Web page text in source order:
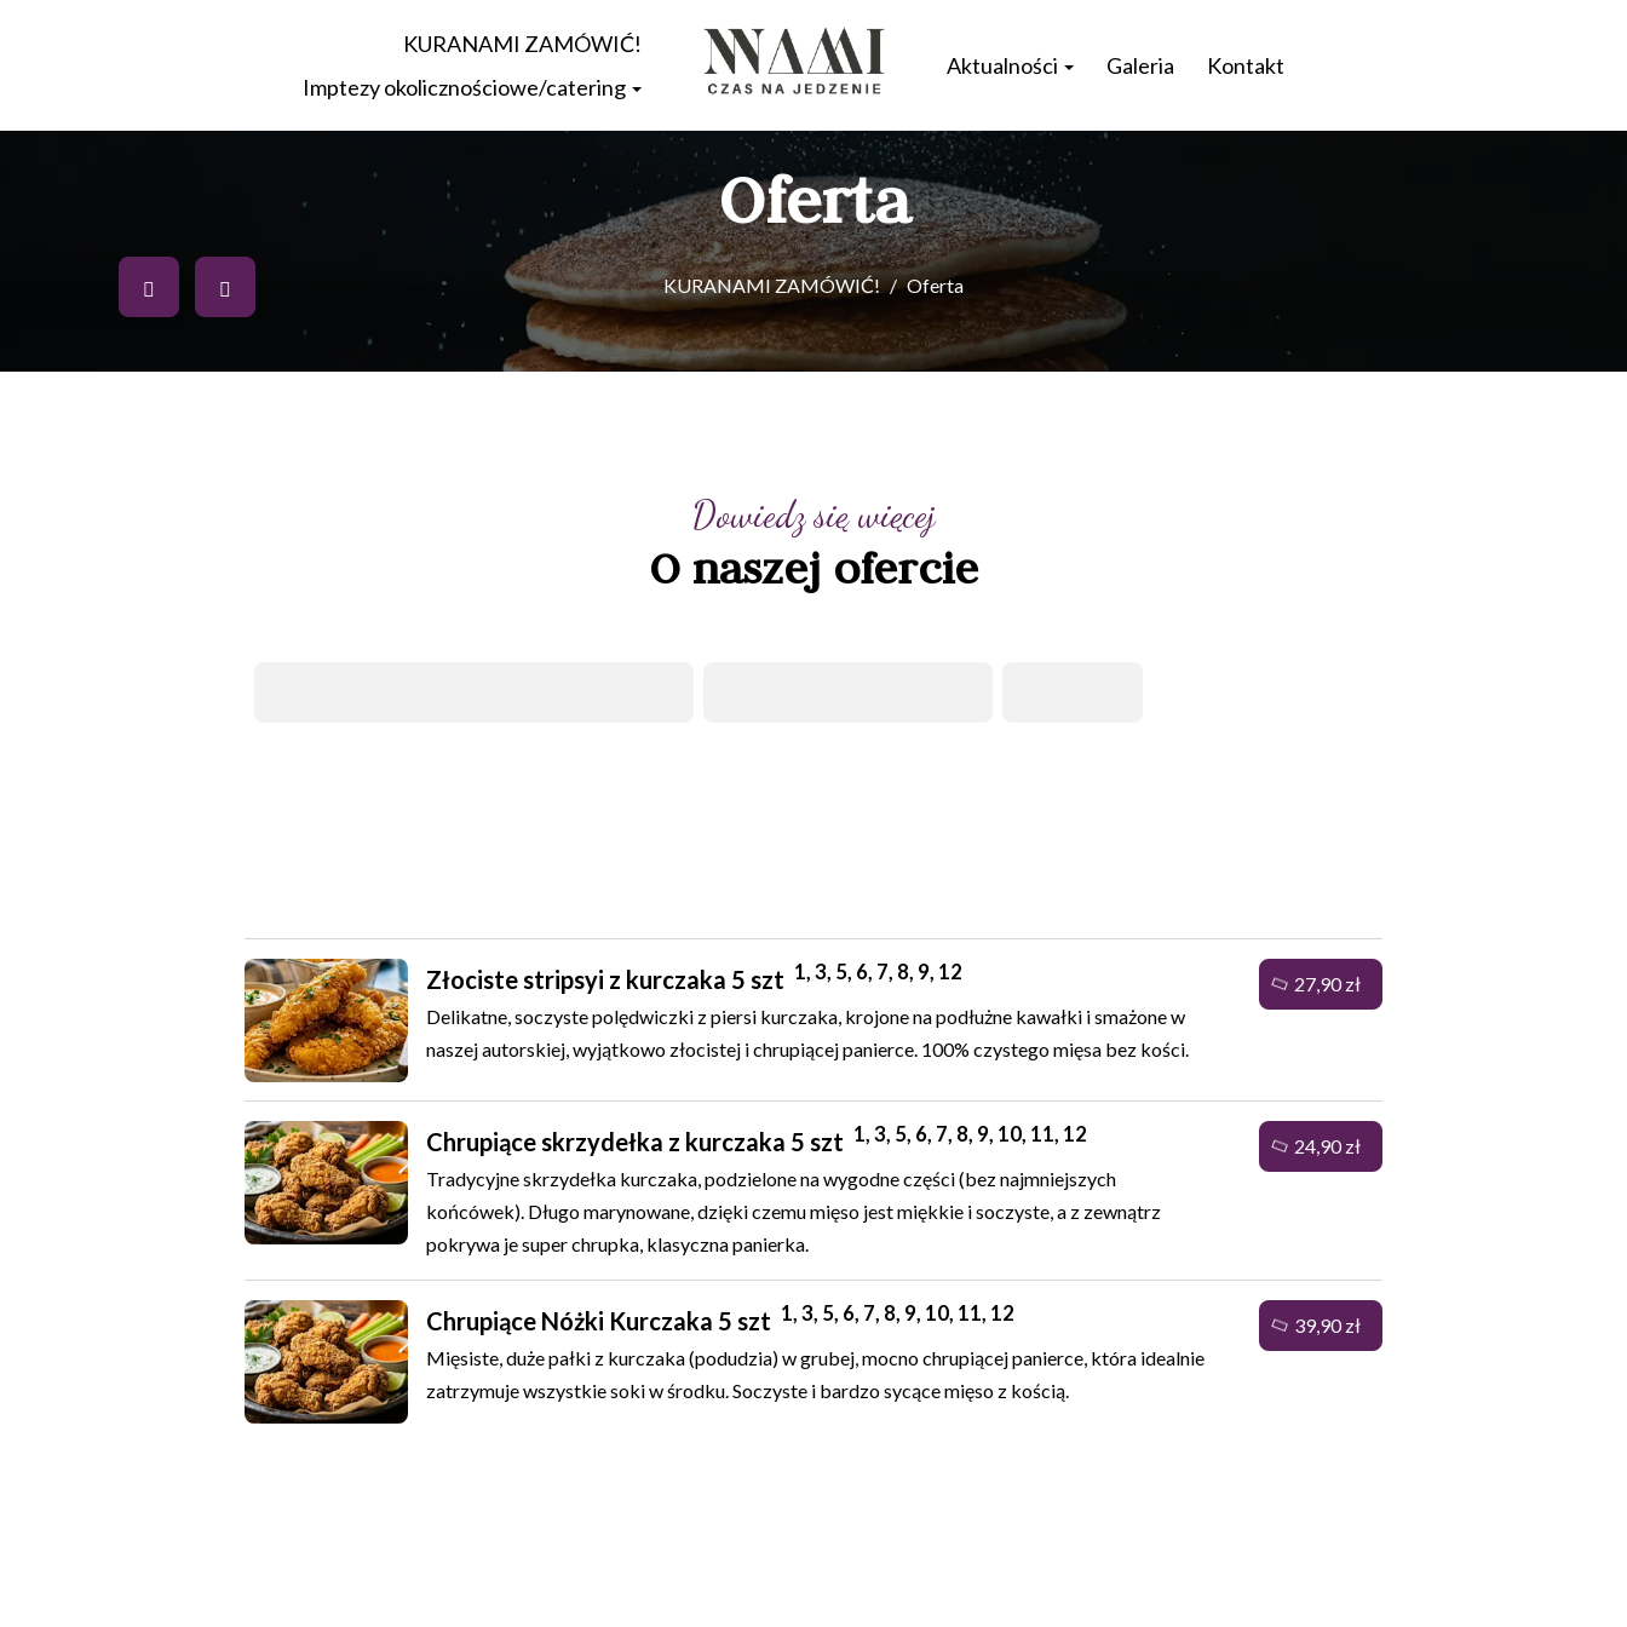
KURANAMI ZAMÓWIĆ!
Imptezy okolicznościowe/catering
Aktualności Galeria Kontakt
Oferta
KURANAMI ZAMÓWIĆ! Oferta
Dowiedz się więcej
O naszej ofercie
Złociste stripsyi z kurczaka 5 szt 1, 3, 5, 6, 7, 8, 9, 12
Delikatne, soczyste polędwiczki z piersi kurczaka, krojone na podłużne kawałki i smażone w
naszej autorskiej, wyjątkowo złocistej i chrupiącej panierce. 100% czystego mięsa bez kości.
Chrupiące skrzydełka z kurczaka 5 szt 1, 3, 5, 6, 7, 8, 9, 10, 11, 12
Tradycyjne skrzydełka kurczaka, podzielone na wygodne części (bez najmniejszych
końcówek). Długo marynowane, dzięki czemu mięso jest miękkie i soczyste, a z zewnątrz
pokrywa je super chrupka, klasyczna panierka.
Chrupiące Nóżki Kurczaka 5 szt 1, 3, 5, 6, 7, 8, 9, 10, 11, 12
Mięsiste, duże pałki z kurczaka (podudzia) w grubej, mocno chrupiącej panierce, która idealnie
zatrzymuje wszystkie soki w środku. Soczyste i bardzo sycące mięso z kością.